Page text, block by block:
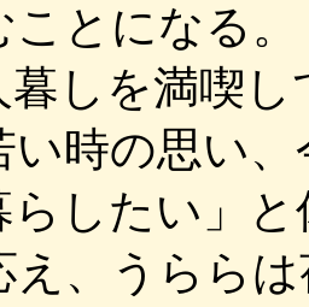
とになる。
暮しを満喫
い時の思い
らしたい」
え、うらら